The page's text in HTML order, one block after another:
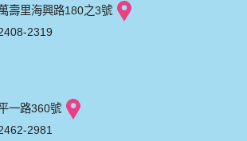
壽里海興路180之3號
2319
一路360號
2981